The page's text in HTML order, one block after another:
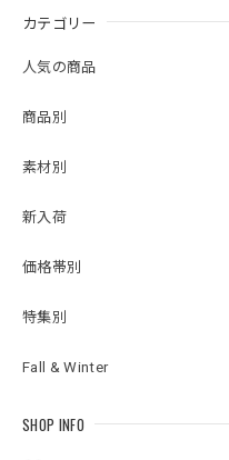
カテゴリー
人気の商品
商品別
素材別
新入荷
価格帯別
特集別
Fall & Winter
SHOP INFO